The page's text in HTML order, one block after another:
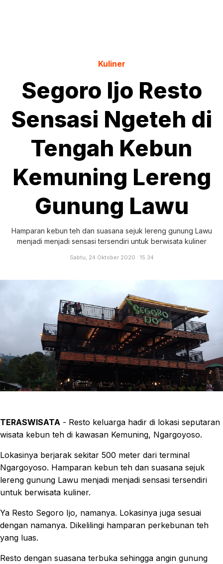
Kuliner
Segoro Ijo Resto
Sensasi Ngeteh di
Tengah Kebun
Kemuning Lereng
Gunung Lawu
Hamparan kebun teh dan suasana sejuk lereng gunung Lawu
menjadi menjadi sensasi tersendiri untuk berwisata kuliner
Sabtu, 24 Oktober 2020 : 15.34
TERASWISATA - Resto keluarga hadir di lokasi seputaran
wisata kebun teh di kawasan Kemuning, Ngargoyoso.
Lokasinya berjarak sekitar 500 meter dari terminal
Ngargoyoso. Hamparan kebun teh dan suasana sejuk
lereng gunung Lawu menjadi menjadi sensasi tersendiri
untuk berwisata kuliner.
Ya Resto Segoro Ijo, namanya. Lokasinya juga sesuai
dengan namanya. Dikelilingi hamparan perkebunan teh
yang luas.
Resto dengan suasana terbuka sehingga angin gunung